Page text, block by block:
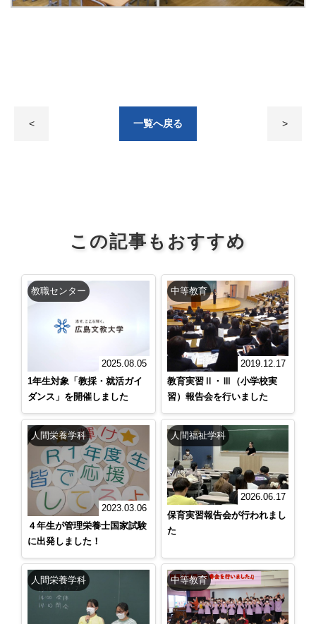
< 一覧へ戻る >
この記事もおすすめ
教職センター
2025.08.05
1年生対象「教採・就活ガイ
ダンス」を開催しました
中等教育
2019.12.17
教育実習Ⅱ・Ⅲ（小学校実
習）報告会を行いました
人間栄養学科
2023.03.06
４年生が管理栄養士国家試験
に出発しました！
人間福祉学科
2026.06.17
保育実習報告会が行われまし
た
人間栄養学科 中等教育